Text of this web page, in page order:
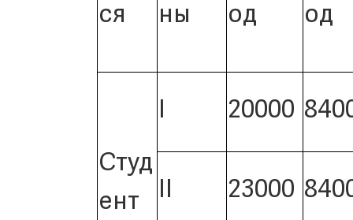
ся
ны
од
од
Студ
ент
I 20000
II 23000